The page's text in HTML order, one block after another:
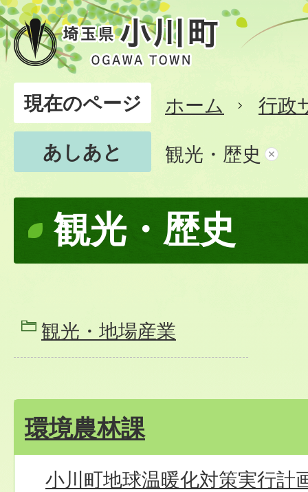
現在のページ ホーム
行政
あしあと
観光・歴史
観光・歴史
観光・地場産業
環境農林課
小川町地球温暖化対策実行計